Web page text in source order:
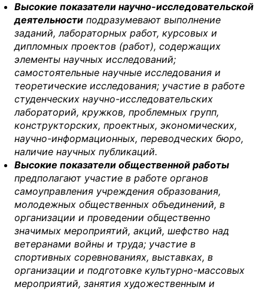
Высокие показатели научно-исследовательской
деятельности подразумевают выполнение
заданий, лабораторных работ, курсовых и
дипломных проектов (работ), содержащих
элементы научных исследований;
самостоятельные научные исследования и
теоретические исследования; участие в работе
студенческих научно-исследовательских
лабораторий, кружков, проблемных групп,
конструкторских, проектных, экономических,
научно-информационных, переводческих бюро,
наличие научных публикаций.
Высокие показатели общественной работы
предполагают участие в работе органов
самоуправления учреждения образования,
молодежных общественных объединений, в
организации и проведении общественно
значимых мероприятий, акций, шефство над
ветеранами войны и труда; участие в
спортивных соревнованиях, выставках, в
организации и подготовке культурно-массовых
мероприятий, занятия художественным и